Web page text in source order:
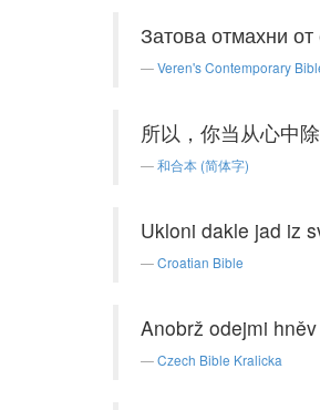
Затова отмахни
Veren's Contemporary
所以，你当从心中
和合本 (简体字)
Ukloni dakle jad iz
Croatian Bible
Anobrž odejmi
Czech Bible Kralicka